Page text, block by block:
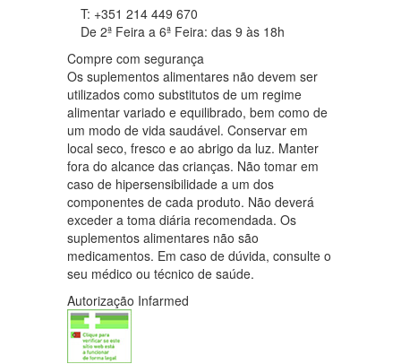
T: +351 214 449 670
De 2ª Feira a 6ª Feira: das 9 às 18h
Compre com segurança
Os suplementos alimentares não devem ser
utilizados como substitutos de um regime
alimentar variado e equilibrado, bem como de
um modo de vida saudável. Conservar em
local seco, fresco e ao abrigo da luz. Manter
fora do alcance das crianças. Não tomar em
caso de hipersensibilidade a um dos
componentes de cada produto. Não deverá
exceder a toma diária recomendada. Os
suplementos alimentares não são
medicamentos. Em caso de dúvida, consulte o
seu médico ou técnico de saúde.
Autorização Infarmed